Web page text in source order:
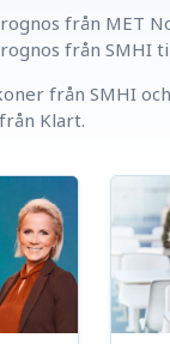
från MET
från SMHI
från SMHI
Klart.